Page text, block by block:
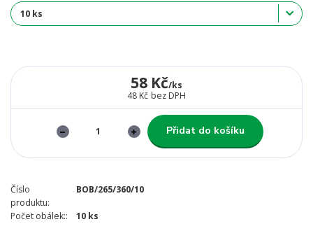
58 Kč/ks
48 Kč bez DPH
Přidat do košíku
Číslo
produktu:
BOB/265/360/10
Počet obálek:: 10 ks